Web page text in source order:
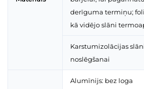
derīguma termiņu;
kā vidējo slāni
Karstumizolācijas
noslēgšanai
Alumīnijs: bez loga